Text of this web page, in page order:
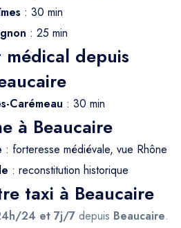
: 30 min
: 25 min
médical depuis
Carémeau : 30 min
à Beaucaire
: forteresse médiévale, vue Rhône
: reconstitution historique
taxi à Beaucaire
24 et 7j/7 depuis Beaucaire.